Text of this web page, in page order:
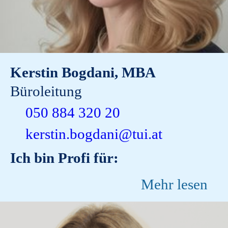
Kerstin Bogdani, MBA
Büroleitung
050 884 320 20
kerstin.bogdani@tui.at
Ich bin Profi für:
Mehr lesen